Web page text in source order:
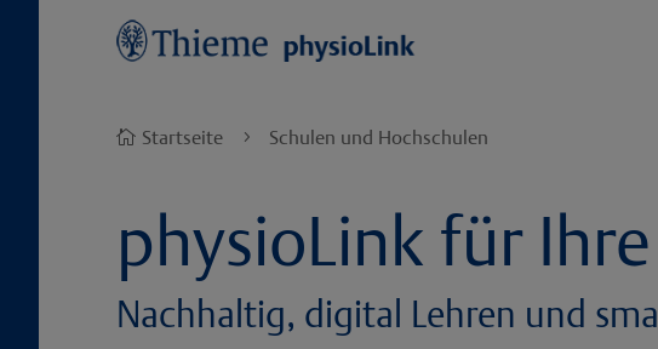
 Startseite 5 Schulen und Hochschulen
physioLink für
Nachhaltig, digital Lehren und